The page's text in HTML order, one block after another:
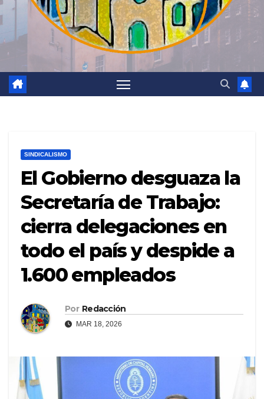
SINDICALISMO
El Gobierno desguaza la
Secretaría de Trabajo:
cierra delegaciones en
todo el país y despide a
1.600 empleados
Por Redacción
MAR 18, 2026